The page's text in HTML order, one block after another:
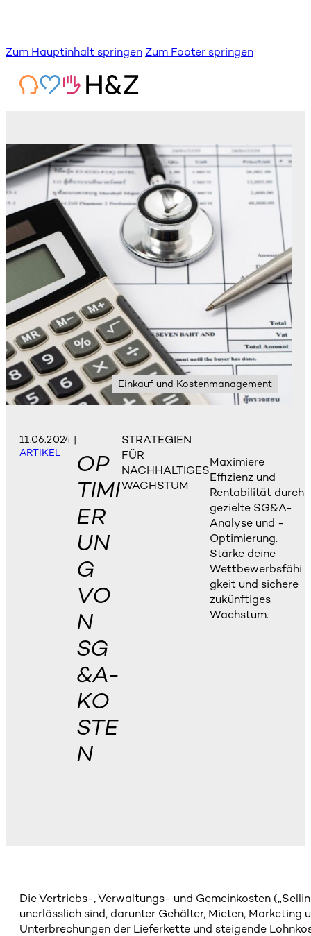
Zum Hauptinhalt springen Zum Footer springen
Einkauf und Kostenmanagement
11.06.2024|
ARTIKEL
OP
TIMI
ER
UN
G
VO
N
SG
&A-
KO
STE
N
STRATEGIEN
FÜR
NACHHALTIGES
WACHSTUM
Maximiere
Effizienz und
Rentabilität durch
gezielte SG&A-
Analyse und -
Optimierung.
Stärke deine
Wettbewerbsfähi
gkeit und sichere
zukünftiges
Wachstum.
Die Vertriebs-, Verwaltungs- und Gemeinkosten
unerlässlich sind, darunter Gehälter, Mieten,
Unterbrechungen der Lieferkette und steigende